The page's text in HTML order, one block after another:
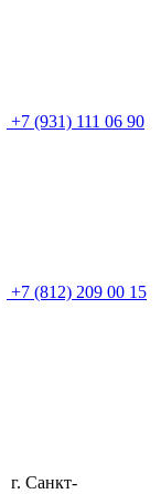
+7 (931) 111 06 90
+7 (812) 209 00 15
г. Санкт-